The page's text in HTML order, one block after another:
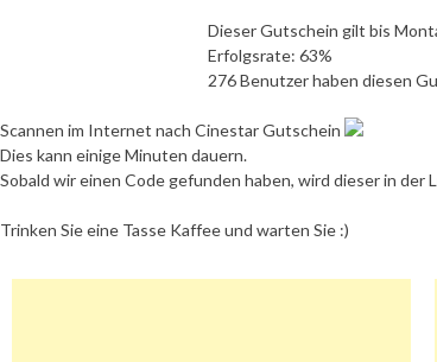
Dieser Gutschein gilt bis
Erfolgsrate: 63%
276 Benutzer haben diesen
Scannen im Internet nach Cinestar Gutschein
Dies kann einige Minuten dauern.
Sobald wir einen Code gefunden haben, wird dieser in der
Trinken Sie eine Tasse Kaffee und warten Sie :)